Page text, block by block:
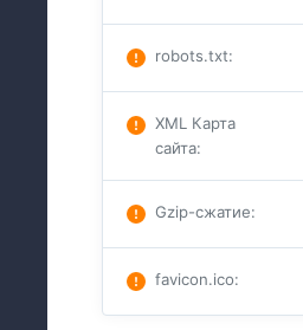
robots.txt:
XML Карта
сайта:
Gzip-сжатие:
favicon.ico: